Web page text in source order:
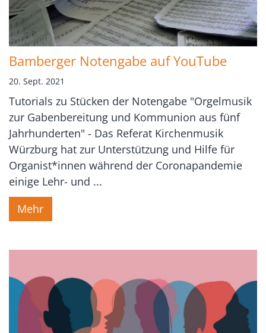
Bamberger Notengabe auf YouTube
20. Sept. 2021
Tutorials zu Stücken der Notengabe "Orgelmusik
zur Gabenbereitung und Kommunion aus fünf
Jahrhunderten" - Das Referat Kirchenmusik
Würzburg hat zur Unterstützung und Hilfe für
Organist*innen während der Coronapandemie
einige Lehr- und ...
Mehr